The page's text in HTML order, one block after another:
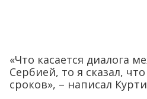
«Что касается диалога
Сербией, то я сказал,
сроков», – написал